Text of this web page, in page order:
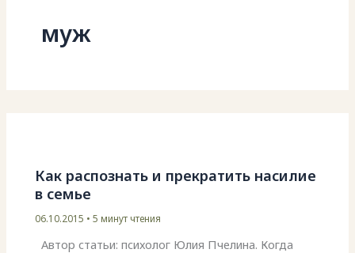
муж
Как распознать и прекратить насилие
в семье
06.10.2015 •5 минут чтения
Автор статьи: психолог Юлия Пчелина. Когда